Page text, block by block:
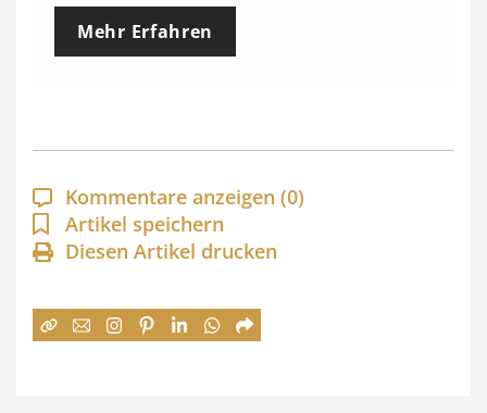
e
p
a
n
n
:
Mehr Erfahren
Kommentare anzeigen (0)
Artikel speichern
Diesen Artikel drucken